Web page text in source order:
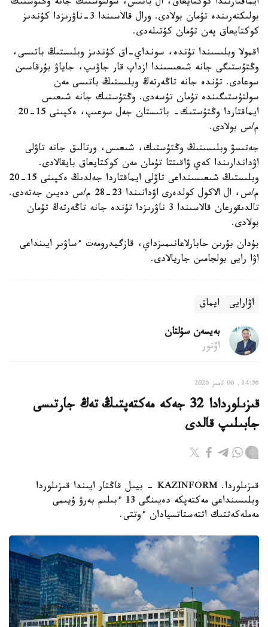
بولىكتەرىندە تۇمان بولادى. ورال قالاسىندا 3-ناۋرىزدا كۇندىز
كوكتايعاق پەن تۇمان كۇتىلەدى.
اقمولا وبلىسىندا تۇندە، سونداي-اق كۇندىز وبلىستىڭ باتىسى،
وڭتۇستىگى جانە شىعىسىندا ازداپ قار جاۋىپ، جاياۋ بۇرقاسىن
سوعادى. تۇندە جانە تاڭەرتەڭ وبلىستىڭ باتىسى مەن
سولتۇستىگىندە تۇمان تۇسەدى. وڭتۇستىك جانە شىعىس
ايماقتاردا وڭتۇستىك- باتىستان جەل سوعىپ، ەكپىنى 15-20
م/س بولادى.
جەتىسۋ وبلىسىنىڭ وڭتۇستىك، شىعىس، ورتالىق جانە تاۋلى
اۋداندارىندا كەي ۋاقىتتا تۇمان مەن كوكتايعاق بايقالادى.
وبلىستىڭ شىعىسىنداعى تاۋلى ايماقتاردا جەلدىڭ ەكپىنى 15-20
م/س، ال الاكول كولدەرى اۋدانىندا 23-28 م/س دەيىن جەتەدى.
تالدىقورعان قالاسىندا 3 ناۋرىزدا تۇندە جانە تاڭەرتەڭ تۇمان
بولادى.
بۇدان بۇرىن حابارلاعانىمىزداي، قازگيدرومەت ءساۋىر ايىنداعى
اۋا رايى بولجامىن جاريالادى.
اۋارايى ايماق
بەيسەن سۇلتان
اۆتور
14:56, 06 تامىز 2026
قىزىلوردادا 32 جەكە مەكتەپتىڭ تەڭ جارتىسى
جابىلىپ قالدى
قىزىلوردا. KAZINFORM - بيىل قاڭتار ايىندا قىزىلوردا
وبلىسىنداعى مەكتەپكە دەيىنگى 13 ءبىلىم بەرۋ ۇيىمى
مەملەكەتتىك اتتەستاتسيادان ءوتتى.